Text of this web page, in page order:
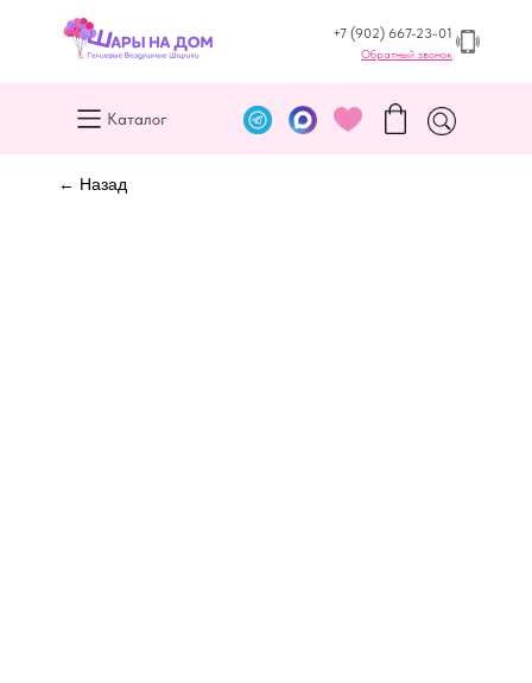
+7 (902) 667-23-01
Обратный звонок
Каталог
← Назад